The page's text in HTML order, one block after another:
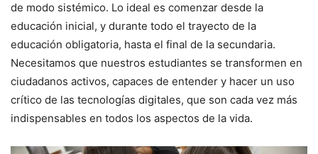
de modo sistémico. Lo ideal es comenzar desde la
educación inicial, y durante todo el trayecto de la
educación obligatoria, hasta el final de la secundaria.
Necesitamos que nuestros estudiantes se transformen en
ciudadanos activos, capaces de entender y hacer un uso
crítico de las tecnologías digitales, que son cada vez más
indispensables en todos los aspectos de la vida.